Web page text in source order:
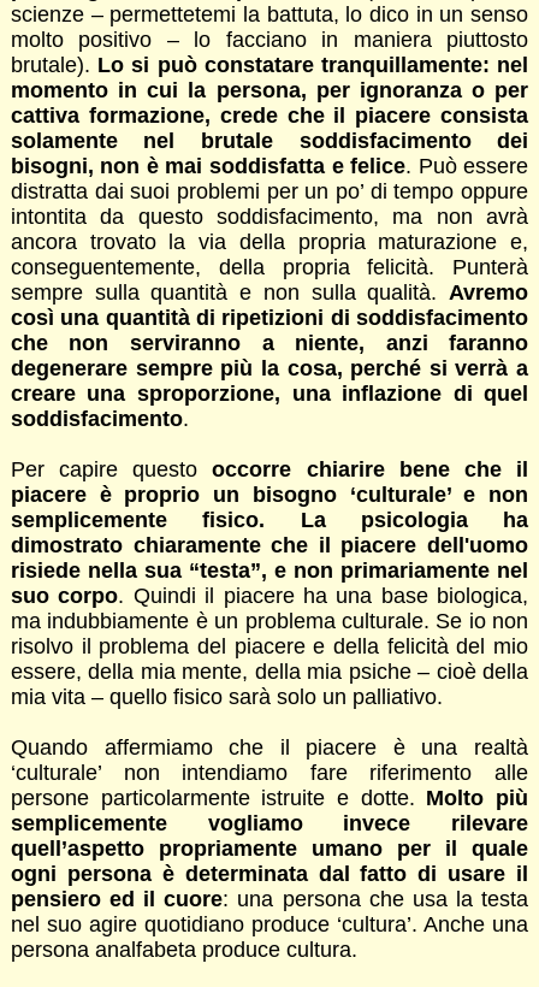
scienze – permettetemi la battuta, lo dico in un senso
molto positivo – lo facciano in maniera piuttosto
brutale). Lo si può constatare tranquillamente: nel
momento in cui la persona, per ignoranza o per
cattiva formazione, crede che il piacere consista
solamente nel brutale soddisfacimento dei
bisogni, non è mai soddisfatta e felice. Può essere
distratta dai suoi problemi per un po’ di tempo oppure
intontita da questo soddisfacimento, ma non avrà
ancora trovato la via della propria maturazione e,
conseguentemente, della propria felicità. Punterà
sempre sulla quantità e non sulla qualità.Avremo
così una quantità di ripetizioni di soddisfacimento
che non serviranno a niente, anzi faranno
degenerare sempre più la cosa, perché si verrà a
creare una sproporzione, una inflazione di quel
soddisfacimento.
Per capire questooccorre chiarire bene che il
piacere è proprio un bisogno ‘culturale’ e non
semplicemente fisico. La psicologia ha
dimostrato chiaramente che il piacere dell'uomo
risiede nella sua “testa”, e non primariamente nel
suo corpo. Quindi il piacere ha una base biologica,
ma indubbiamente è un problema culturale. Se io non
risolvo il problema del piacere e della felicità del mio
essere, della mia mente, della mia psiche – cioè della
mia vita – quello fisico sarà solo un palliativo.
Quando affermiamo che il piacere è una realtà
‘culturale’ non intendiamo fare riferimento alle
persone particolarmente istruite e dotte. Molto più
semplicemente vogliamo invece rilevare
quell’aspetto propriamente umano per il quale
ogni persona è determinata dal fatto di usare il
pensiero ed il cuore: una persona che usa la testa
nel suo agire quotidiano produce ‘cultura’. Anche una
persona analfabeta produce cultura.